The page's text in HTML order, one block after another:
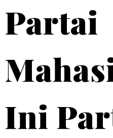
Partai
Ini